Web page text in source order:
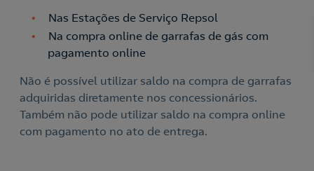
Contacte-nos
Nós ligamos!
Acepto la política de protección de datos.
Nas Estações de Serviço Repsol
Na compra online de garrafas de gás com
pagamento online
Não é possível utilizar saldo na compra de garrafas
adquiridas diretamente nos concessionários.
Também não pode utilizar saldo na compra online
com pagamento no ato de entrega.